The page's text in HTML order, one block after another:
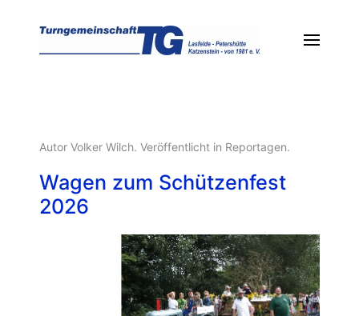
Autor Volker Wilch. Veröffentlicht in Reportagen.
Wagen zum Schützenfest
2026